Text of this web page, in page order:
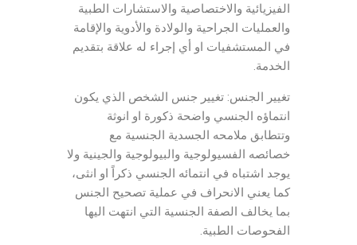
الفيزيائية والاختصاصية والاستشارات الطبية
والعمليات الجراحية والولادة والأدوية والإقامة
في المستشفيات او أي إجراء له علاقة بتقديم
الخدمة.
تغيير الجنس: تغيير جنس الشخص الذي يكون
انتماؤه الجنسي واضحة ذكورة او انوثة
وتتطابق ملامحه الجسدية الجنسية مع
خصائصه الفسيولوجية والبيولوجية والجينية ولا
يوجد اشتباه في انتمائه الجنسي ذكراً او انثى،
كما يعني الانحراف في عملية تصحيح الجنس
بما يخالف الصفة الجنسية التي انتهت اليها
الفحوصات الطبية.